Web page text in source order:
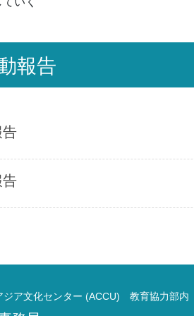
報告
告
告
ジア文化センター (ACCU) 教育協力部内